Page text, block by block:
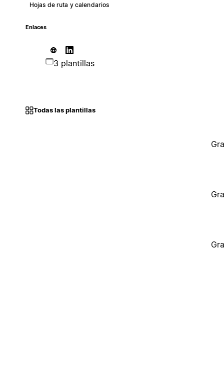
Hojas de ruta y calendarios
Enlaces
3 plantillas
Todas las plantillas